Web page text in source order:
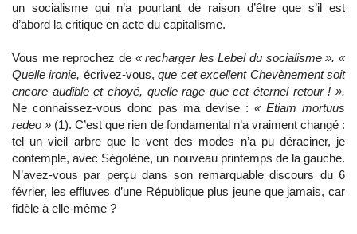
un socialisme qui n’a pourtant de raison d’être que s’il est
d’abord la critique en acte du capitalisme.
Vous me reprochez de « recharger les Lebel du socialisme ». «
Quelle ironie, écrivez-vous,que cet excellent Chevènement soit
encore audible et choyé, quelle rage que cet éternel retour ! ».
Ne connaissez-vous donc pas ma devise : « Etiam mortuus
redeo » (1). C’est que rien de fondamental n’a vraiment changé :
tel un vieil arbre que le vent des modes n’a pu déraciner, je
contemple, avec Ségolène, un nouveau printemps de la gauche.
N’avez-vous par perçu dans son remarquable discours du 6
février, les effluves d’une République plus jeune que jamais, car
fidèle à elle-même ?